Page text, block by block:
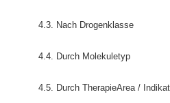
4.3. Nach Drogenklasse
4.4. Durch Molekuletyp
4.5. Durch TherapieArea /